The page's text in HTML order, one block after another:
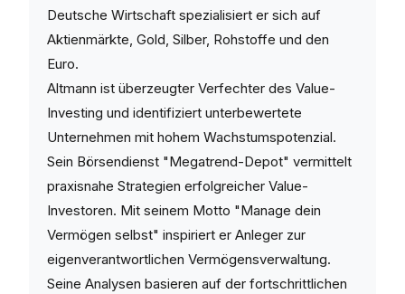
Deutsche Wirtschaft spezialisiert er sich auf
Aktienmärkte, Gold, Silber, Rohstoffe und den
Euro.
Altmann ist überzeugter Verfechter des Value-
Investing und identifiziert unterbewertete
Unternehmen mit hohem Wachstumspotenzial.
Sein Börsendienst "Megatrend-Depot" vermittelt
praxisnahe Strategien erfolgreicher Value-
Investoren. Mit seinem Motto "Manage dein
Vermögen selbst" inspiriert er Anleger zur
eigenverantwortlichen Vermögensverwaltung.
Seine Analysen basieren auf der fortschrittlichen